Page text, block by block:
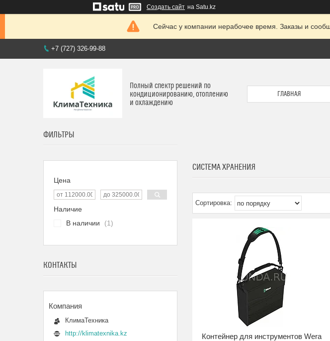
Создать сайт на Satu.kz
Сейчас у компании нерабочее время. Заказы и
+7 (727) 326-99-88
Полный спектр решений по
кондиционированию, отоплению
и охлаждению
ГЛАВНАЯ
СИСТЕМА ХРАНЕНИЯ
Контейнер для инструментов Wera
ФИЛЬТРЫ
Цена
Наличие
В наличии
1
КОНТАКТЫ
КлимаТехника
http://klimatexnika.kz